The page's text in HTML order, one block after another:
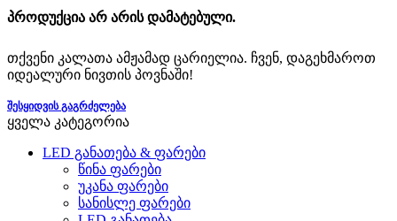
პროდუქცია არ არის დამატებული.
თქვენი კალათა ამჟამად ცარიელია. ჩვენ, დაგეხმაროთ
იდეალური ნივთის პოვნაში!
ᲨᲔᲡᲧᲘᲓᲕᲘᲡ ᲒᲐᲒᲠᲫᲔᲚᲔᲑᲐ
ყველა კატეგორია
LED განათება & ფარები
წინა ფარები
უკანა ფარები
სანისლე ფარები